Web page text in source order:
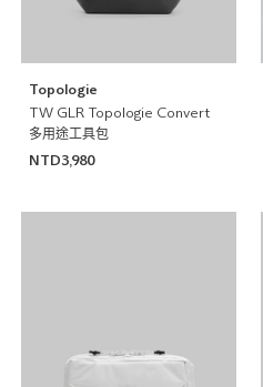
Topologie
TW GLR Topologie Convert
多用途工具包
NTD3,980